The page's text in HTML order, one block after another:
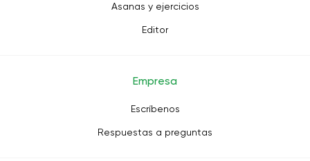
Asanas y ejercicios
Editor
Empresa
Escríbenos
Respuestas a preguntas